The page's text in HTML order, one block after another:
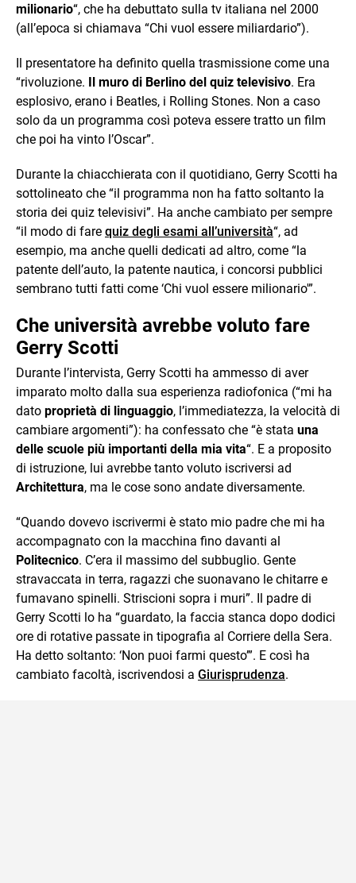
milionario“, che ha debuttato sulla tv italiana nel 2000
(all’epoca si chiamava “Chi vuol essere miliardario”).
Il presentatore ha definito quella trasmissione come una
“rivoluzione. Il muro di Berlino del quiz televisivo. Era
esplosivo, erano i Beatles, i Rolling Stones. Non a caso
solo da un programma così poteva essere tratto un film
che poi ha vinto l’Oscar”.
Durante la chiacchierata con il quotidiano, Gerry Scotti ha
sottolineato che “il programma non ha fatto soltanto la
storia dei quiz televisivi”. Ha anche cambiato per sempre
“il modo di fare quiz degli esami all’università“, ad
esempio, ma anche quelli dedicati ad altro, come “la
patente dell’auto, la patente nautica, i concorsi pubblici
sembrano tutti fatti come ‘Chi vuol essere milionario'”.
Che università avrebbe voluto fare
Gerry Scotti
Durante l’intervista, Gerry Scotti ha ammesso di aver
imparato molto dalla sua esperienza radiofonica (“mi ha
dato proprietà di linguaggio, l’immediatezza, la velocità di
cambiare argomenti”): ha confessato che “è stata una
delle scuole più importanti della mia vita“. E a proposito
di istruzione, lui avrebbe tanto voluto iscriversi ad
Architettura, ma le cose sono andate diversamente.
“Quando dovevo iscrivermi è stato mio padre che mi ha
accompagnato con la macchina fino davanti al
Politecnico. C’era il massimo del subbuglio. Gente
stravaccata in terra, ragazzi che suonavano le chitarre e
fumavano spinelli. Striscioni sopra i muri”. Il padre di
Gerry Scotti lo ha “guardato, la faccia stanca dopo dodici
ore di rotative passate in tipografia al Corriere della Sera.
Ha detto soltanto: ‘Non puoi farmi questo’”. E così ha
cambiato facoltà, iscrivendosi a Giurisprudenza.